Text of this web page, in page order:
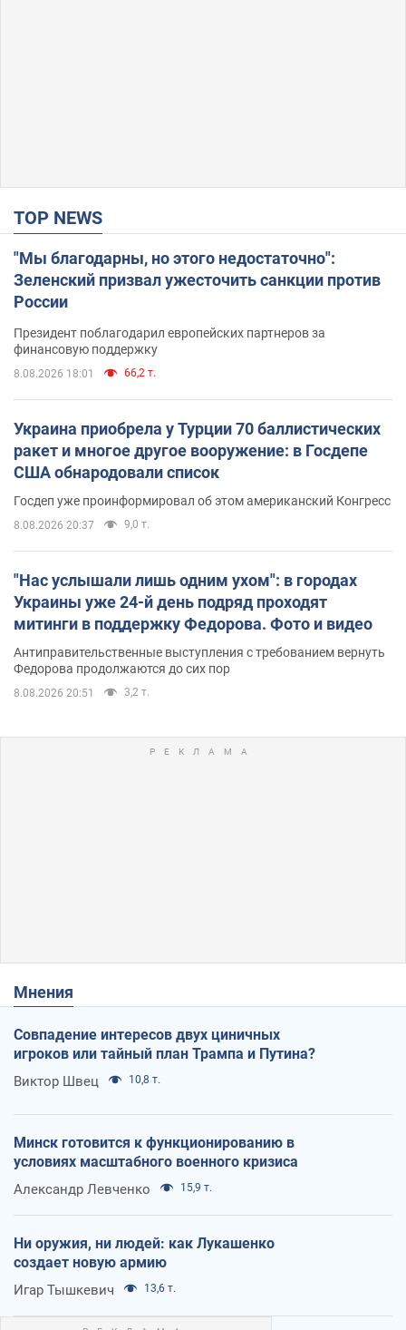
TOP NEWS
"Мы благодарны, но этого недостаточно":
Зеленский призвал ужесточить санкции против
России
Президент поблагодарил европейских партнеров за
финансовую поддержку
8.08.2026 18:01 66,2 т.
Украина приобрела у Турции 70 баллистических
ракет и многое другое вооружение: в Госдепе
США обнародовали список
Госдеп уже проинформировал об этом американский Конгресс
8.08.2026 20:37 9,0 т.
"Нас услышали лишь одним ухом": в городах
Украины уже 24-й день подряд проходят
митинги в поддержку Федорова. Фото и видео
Антиправительственные выступления с требованием вернуть
Федорова продолжаются до сих пор
8.08.2026 20:51 3,2 т.
Мнения
Совпадение интересов двух циничных
игроков или тайный план Трампа и Путина?
Виктор Швец 10,8 т.
Минск готовится к функционированию в
условиях масштабного военного кризиса
Александр Левченко 15,9 т.
Ни оружия, ни людей: как Лукашенко
создает новую армию
Игар Тышкевич 13,6 т.